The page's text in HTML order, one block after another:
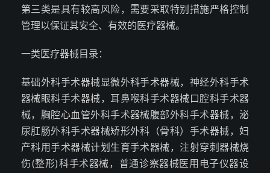
第三类是具有较高风险，需要采取特别措施严格控制
管理以保证其安全、有效的医疗器械。
一类医疗器械目录：
基础外科手术器械显微外科手术器械，神经外科手术
器械眼科手术器械，耳鼻喉科手术器械口腔科手术器
械，胸腔心血管外科手术器械腹部外科手术器械，泌
尿肛肠外科手术器械矫形外科（骨科）手术器械，妇
产科用手术器械计划生育手术器械，注射穿刺器械烧
伤(整形)科手术器械，普通诊察器械医用电子仪器设